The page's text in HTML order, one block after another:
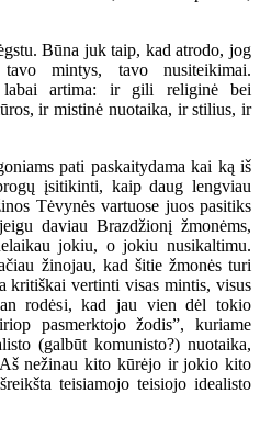
Būna juk taip, kad atrodo, jog
tavo mintys, tavo nusiteikimai.
labai artima: ir gili religinė bei
ir mistinė nuotaika, ir stilius, ir
pati paskaitydama kai ką iš
įsitikinti, kaip daug lengviau
Tėvynės vartuose juos pasitiks
daviau Brazdžionį žmonėms,
jokiu, o jokiu nusikaltimu.
žinojau, kad šitie žmonės turi
kritiškai vertinti visas mintis, visus
rodėsi, kad jau vien dėl tokio
pasmerktojo žodis”, kuriame
(galbūt komunisto?) nuotaika,
nežinau kito kūrėjo ir jokio kito
teisiamojo teisiojo idealisto